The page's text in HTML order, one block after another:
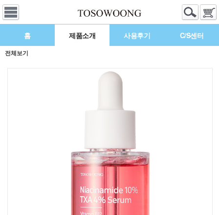
홈 제품소개 사용후기 C/S센터
전체보기